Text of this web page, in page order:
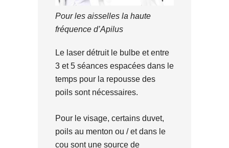
Pour les aisselles la haute
fréquence d’Apilus
Le laser détruit le bulbe et entre
3 et 5 séances espacées dans le
temps pour la repousse des
poils sont nécessaires.
Pour le visage, certains duvet,
poils au menton ou / et dans le
cou sont une source de